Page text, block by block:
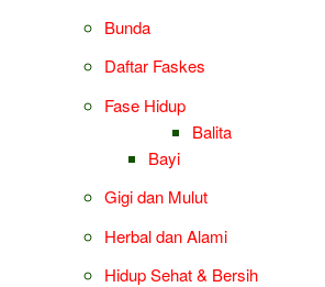
Bunda
Daftar Faskes
Fase Hidup
Balita
Bayi
Gigi dan Mulut
Herbal dan Alami
Hidup Sehat & Bersih